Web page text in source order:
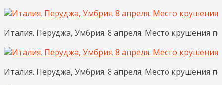
Италия. Перуджа, Умбрия. 8 апреля. Место крушения
Италия. Перуджа, Умбрия. 8 апреля. Место крушения